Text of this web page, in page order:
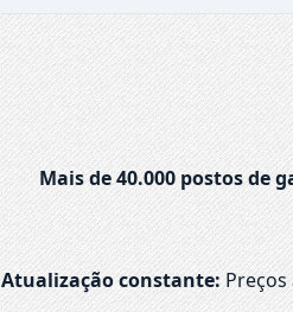
Mais de 40.000 postos de
Atualização constante: